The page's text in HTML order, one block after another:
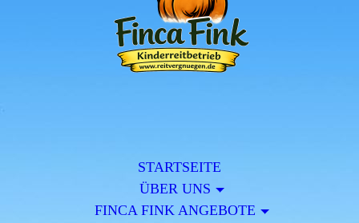
STARTSEITE
ÜBER UNS
FINCA FINK ANGEBOTE